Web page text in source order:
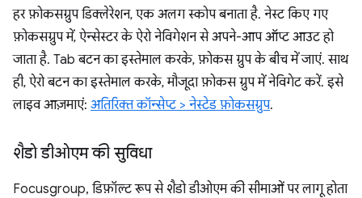
हर फ़ोकसग्रुप डिक्लेरेशन, एक अलग स्कोप बनाता है. नेस्ट किए गए
फ़ोकसग्रुप में, ऐन्सेस्टर के ऐरो नेविगेशन से अपने-आप ऑप्ट आउट हो
जाता है. Tab बटन का इस्तेमाल करके, फ़ोकस ग्रुप के बीच में जाएं. साथ
ही, ऐरो बटन का इस्तेमाल करके, मौजूदा फ़ोकस ग्रुप में नेविगेट करें. इसे
लाइव आज़माएं: अतिरिक्त कॉन्सेप्ट > नेस्टेड फ़ोकसग्रुप.
शैडो डीओएम की सुविधा
Focusgroup, डिफ़ॉल्ट रूप से शैडो डीओएम की सीमाओं पर लागू होता